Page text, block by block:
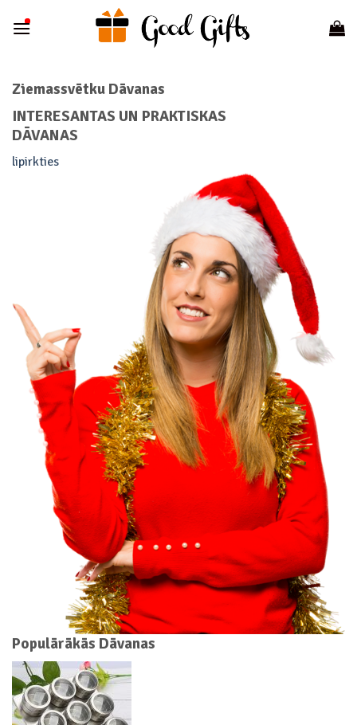
Ziemassvētku Dāvanas
INTERESANTAS UN PRAKTISKAS
DĀVANAS
lipirkties
Populārākās Dāvanas